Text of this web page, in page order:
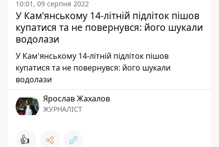
10:01, 09 серпня 2022
У Кам'янському 14-літній підліток пішов
купатися та не повернувся: його шукали
водолази
У Кам'янському 14-літній підліток пішов
купатися та не повернувся: його шукали
водолази
Ярослав Жахалов
ЖУРНАЛІСТ
👍